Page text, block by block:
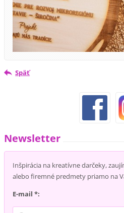
Späť
Newsletter
Inšpirácia na kreatívne darčeky,
alebo firemné predmety priamo na
E-mail *: